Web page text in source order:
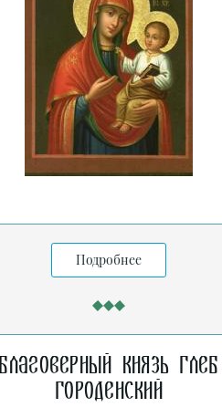
Подробнее
Благоверный князь Глеб
Городенский